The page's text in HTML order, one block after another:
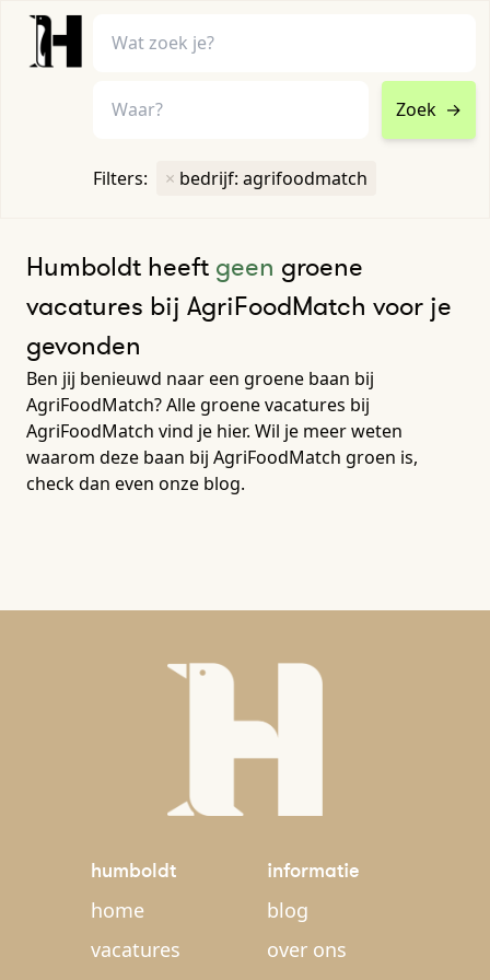
Zoek →
Filters: × bedrijf: agrifoodmatch
Humboldt heeft geen groene
vacatures bij AgriFoodMatch voor je
gevonden
Ben jij benieuwd naar een groene baan bij
AgriFoodMatch? Alle groene vacatures bij
AgriFoodMatch vind je hier. Wil je meer weten
waarom deze baan bij AgriFoodMatch groen is,
check dan even onze blog.
humboldt
home
vacatures
informatie
blog
over ons